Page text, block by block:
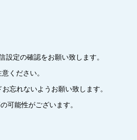
定の確認をお願い致します。
ください。
忘れないようお願い致します。
可能性がございます。